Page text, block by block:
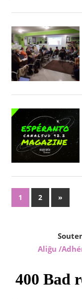
Pagination
1 2
Next
Posts
»
Aliĝu /